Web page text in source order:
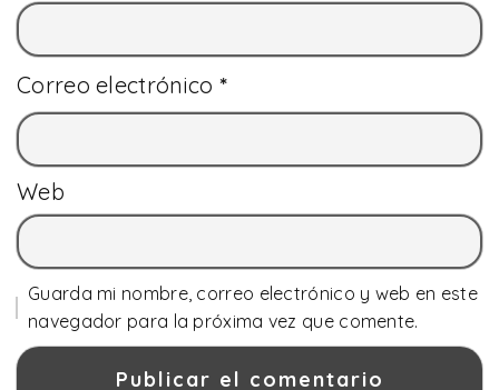
Correo electrónico *
Web
Guarda mi nombre, correo electrónico y web en este
navegador para la próxima vez que comente.